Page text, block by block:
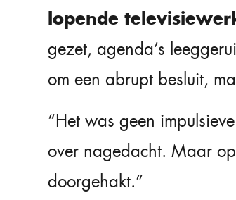
lopende
gezet, agenda’s
om een abrupt besluit,
“Het was geen
over nagedacht. Maar
doorgehakt.”